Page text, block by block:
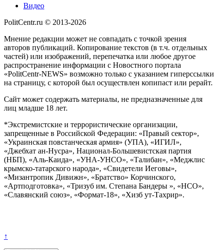
Видео
PolitCentr.ru © 2013-2026
Мнение редакции может не совпадать с точкой зрения
авторов публикаций. Копирование текстов (в т.ч. отдельных
частей) или изображений, перепечатка или любое другое
распространение информации с Новостного портала
«PolitCentr-NEWS» возможно только с указанием гиперссылки
на страницу, с которой был осуществлен копипаст или рерайт.
Сайт может содержать материалы, не предназначенные для
лиц младше 18 лет.
*Экстремистские и террористические организации,
запрещенные в Российской Федерации: «Правый сектор»,
«Украинская повстанческая армия» (УПА), «ИГИЛ»,
«Джебхат ан-Нусра», Национал-Большевистская партия
(НБП), «Аль-Каида», «УНА-УНСО», «Талибан», «Меджлис
крымско-татарского народа», «Свидетели Иеговы»,
«Мизантропик Дивижн», «Братство» Корчинского,
«Артподготовка», «Тризуб им. Степана Бандеры », «НСО»,
«Славянский союз», «Формат-18», «Хизб ут-Тахрир».
↑